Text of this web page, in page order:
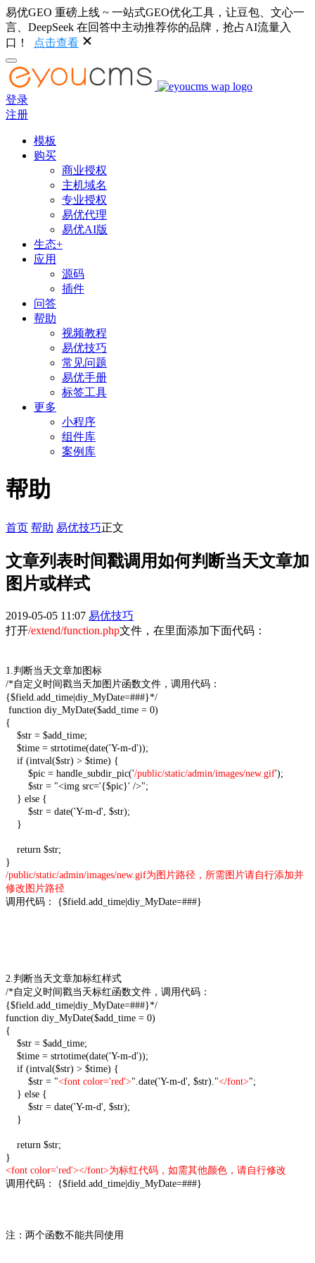
易优GEO 重磅上线 ~ 一站式GEO优化工具，让豆包、文心一
言、DeepSeek 在回答中主动推荐你的品牌，抢占AI流量入
口！
点击查看
登录
注册
模板
购买
商业授权
主机域名
专业授权
易优代理
易优AI版
生态+
应用
源码
插件
问答
帮助
视频教程
易优技巧
常见问题
易优手册
标签工具
更多
小程序
组件库
案例库
帮助
首页 帮助 易优技巧正文
文章列表时间戳调用如何判断当天文章加
图片或样式
2019-05-05 11:07 易优技巧
打开/extend/function.php文件，在里面添加下面代码：
1.判断当天文章加图标
/*自定义时间戳当天加图片函数文件，调用代码：
{$field.add_time|diy_MyDate=###}*/
function diy_MyDate($add_time = 0)
{
$str = $add_time;
$time = strtotime(date('Y-m-d'));
if (intval($str) > $time) {
$pic = handle_subdir_pic('/public/static/admin/images/new.gif');
$str = "<img src='{$pic}' />";
} else {
$str = date('Y-m-d', $str);
}
return $str;
}
/public/static/admin/images/new.gif为图片路径，所需图片请自行添加并
修改图片路径
调用代码： {$field.add_time|diy_MyDate=###}
2.判断当天文章加标红样式
/*自定义时间戳当天标红函数文件，调用代码：
{$field.add_time|diy_MyDate=###}*/
function diy_MyDate($add_time = 0)
{
$str = $add_time;
$time = strtotime(date('Y-m-d'));
if (intval($str) > $time) {
$str = "<font color='red'>".date('Y-m-d', $str)."</font>";
} else {
$str = date('Y-m-d', $str);
}
return $str;
}
<font color='red'></font>为标红代码，如需其他颜色，请自行修改
调用代码： {$field.add_time|diy_MyDate=###}
注：两个函数不能共同使用